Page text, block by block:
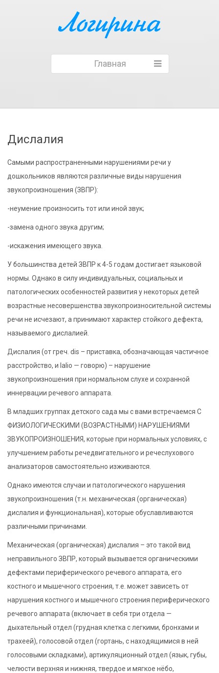
Главная
Дислалия
Самыми распространенными нарушениями речи у
дошкольников являются различные виды нарушения
звукопроизношения (ЗВПР):
-неумение произносить тот или иной звук;
-замена одного звука другим;
-искажения имеющего звука.
У большинства детей ЗВПР к 4-5 годам достигает языковой
нормы. Однако в силу индивидуальных, социальных и
патологических особенностей развития у некоторых детей
возрастные несовершенства звукопроизносительной системы
речи не исчезают, а принимают характер стойкого дефекта,
называемого дислалией.
Дислалия (от греч. dis – приставка, обозначающая частичное
расстройство, и lalio — говорю) – нарушение
звукопроизношения при нормальном слухе и сохранной
иннервации речевого аппарата.
В младших группах детского сада мы с вами встречаемся С
ФИЗИОЛОГИЧЕСКИМИ (ВОЗРАСТНЫМИ) НАРУШЕНИЯМИ
ЗВУКОПРОИЗНОШЕНИЯ, которые при нормальных условиях, с
улучшением работы речедвигательного и речеслухового
анализаторов самостоятельно изживаются.
Однако имеются случаи и патологического нарушения
звукопроизношения (т.н. механическая (органическая)
дислалия и функциональная), которые обуславливаются
различными причинами.
Механическая (органическая) дислалия – это такой вид
неправильного ЗВПР, который вызывается органическими
дефектами периферического речевого аппарата, его
костного и мышечного строения, т.е. может зависеть от
нарушения костного и мышечного строения периферического
речевого аппарата (включает в себя три отдела —
дыхательный отдел (грудная клетка с легкими, бронхами и
трахеей), голосовой отдел (гортань, с находящимися в ней
голосовыми складками), артикуляционный отдел (язык, губы,
челюсти верхняя и нижняя, твердое и мягкое нёбо,